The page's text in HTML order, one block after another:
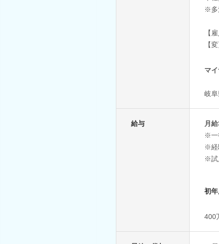
※多
【
【
マ
岐
給与
月
※一
※経
※試
初
400